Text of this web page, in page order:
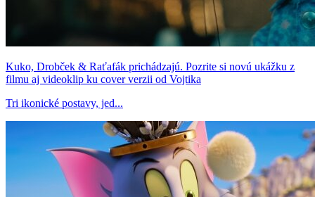
Kuko, Drobček & Raťafák prichádzajú. Pozrite si novú ukážku z
filmu aj videoklip ku cover verzii od Vojtika
Tri ikonické postavy, jed...